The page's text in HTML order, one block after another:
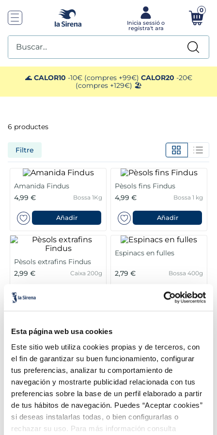
Esta página web usa cookies
Este sitio web utiliza cookies propias y de terceros, con
el fin de garantizar su buen funcionamiento, configurar
tus preferencias, analizar tu comportamiento de
navegación y mostrarte publicidad relacionada con tus
preferencias sobre la base de un perfil elaborado a partir
de tus hábitos de navegación. Puedes “Aceptar cookies”
si deseas instalarlas todas, o bien configurarlas o
rechazar su uso. Para más información consulta
0
Buscar...
🌊 CALOR10 -10€ (compres +99€) CALOR20 -20€
(compres +129€) 🏖️
6 productes
Filtre
Amanida Findus
4,99 €
Bossa 1Kg
Añadir
Pèsols fins Findus
4,99 €
Bossa 1 kg
Añadir
Pèsols extrafins Findus
2,99 €
Caixa 200g
Espinacs en fulles
2,79 € Bossa 400g
Añadir
Filets de peix a la llimona
Findus
Fish Tenders Findus
TOP SEARCHES
1. mejillones
2 pimientos
mango
edamame
ensaladilla
gelats sirena
7. menus
. calamar sirena
10. helados polos